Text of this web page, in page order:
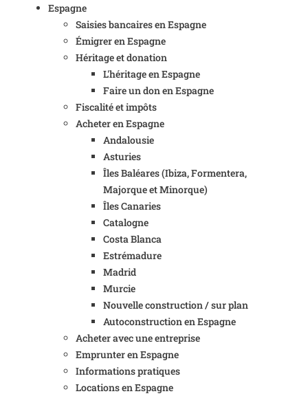
Espagne
Saisies bancaires en Espagne
Émigrer en Espagne
Héritage et donation
L'héritage en Espagne
Faire un don en Espagne
Fiscalité et impôts
Acheter en Espagne
Andalousie
Asturies
Îles Baléares (Ibiza, Formentera,
Majorque et Minorque)
Îles Canaries
Catalogne
Costa Blanca
Estrémadure
Madrid
Murcie
Nouvelle construction / sur plan
Autoconstruction en Espagne
Acheter avec une entreprise
Emprunter en Espagne
Informations pratiques
Locations en Espagne